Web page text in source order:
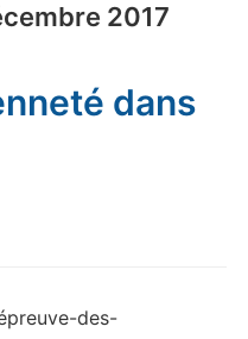
2017
dans
des-